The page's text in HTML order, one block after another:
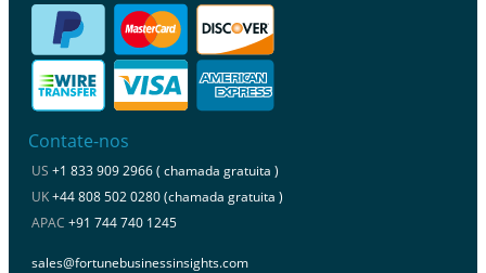
Contate-nos
US +1 833 909 2966 ( chamada gratuita )
UK+44 808 502 0280 (chamada gratuita )
APAC +91 744 740 1245
sales@fortunebusinessinsights.com